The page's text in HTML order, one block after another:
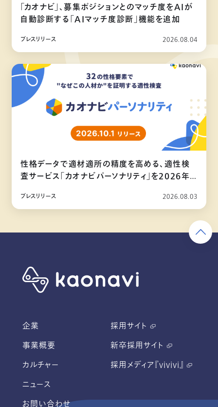
「カオナビ」、募集ポジションとのマッチ度をAIが
自動診断する「AIマッチ度診断」機能を追加
プレスリリース 2026.08.04
性格データで適材適所の精度を高める、適性検
査サービス「カオナビパーソナリティ」を2026年
プレスリリース 2026.08.03
企業
事業概要
カルチャー
ニュース
お問い合わせ
採用サイト
新卒採用サイト
採用メディア『vivivi』